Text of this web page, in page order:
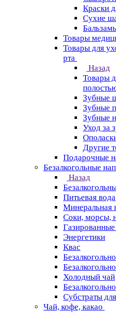
Краски
Сухие
Товары
Товары для
рта
Назад
Товары
Зубные
Зубные
Зубные
Уход за
Другие
Подарочные
Безалкогольные
Назад
Питьевая вода
Минеральная
Соки, морсы,
Энергетики
Квас
Холодный чай
Субстраты
Чай, кофе, какао